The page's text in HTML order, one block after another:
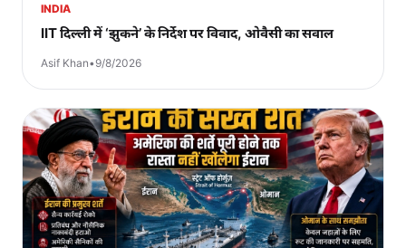
INDIA
IIT दिल्ली में ‘झुकने’ के निर्देश पर विवाद, ओवैसी का सवाल
Asif Khan•9/8/2026